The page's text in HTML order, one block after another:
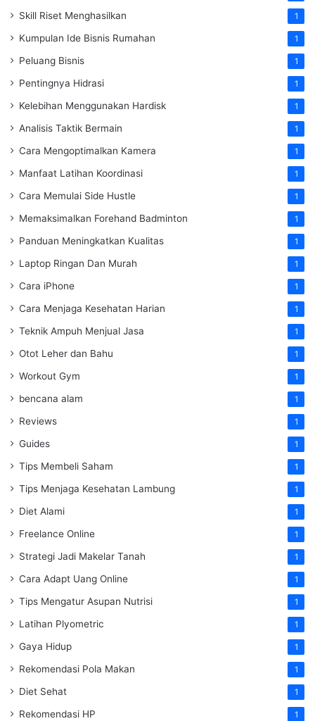
Skill Riset Menghasilkan 1
Kumpulan Ide Bisnis Rumahan 1
Peluang Bisnis 1
Pentingnya Hidrasi 1
Kelebihan Menggunakan Hardisk 1
Analisis Taktik Bermain 1
Cara Mengoptimalkan Kamera 1
Manfaat Latihan Koordinasi 1
Cara Memulai Side Hustle 1
Memaksimalkan Forehand Badminton 1
Panduan Meningkatkan Kualitas 1
Laptop Ringan Dan Murah 1
Cara iPhone 1
Cara Menjaga Kesehatan Harian 1
Teknik Ampuh Menjual Jasa 1
Otot Leher dan Bahu 1
Workout Gym 1
bencana alam 1
Reviews 1
Guides 1
Tips Membeli Saham 1
Tips Menjaga Kesehatan Lambung 1
Diet Alami 1
Freelance Online 1
Strategi Jadi Makelar Tanah 1
Cara Adapt Uang Online 1
Tips Mengatur Asupan Nutrisi 1
Latihan Plyometric 1
Gaya Hidup 1
Rekomendasi Pola Makan 1
Diet Sehat 1
Rekomendasi HP 1